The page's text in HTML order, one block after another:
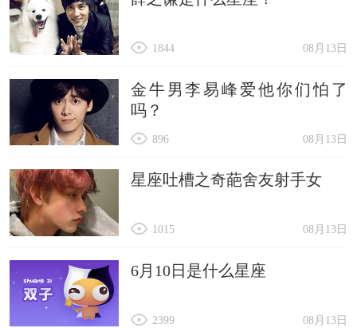
08月13日
1844
金牛男李易峰爱他你们怕了
吗？
08月13日
896
星座吐槽之奇葩舍友射手女
08月13日
1015
6月10日是什么星座
08月13日
2399